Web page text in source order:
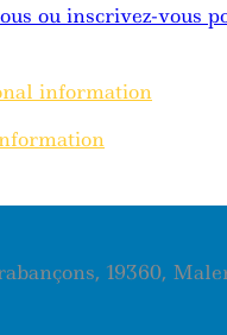
ou inscrivez-vous
information
19360,